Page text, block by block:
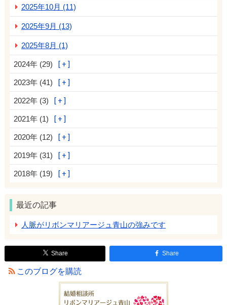
2025年10月 (11)
2025年9月 (13)
2025年8月 (1)
2024年 (29)
2023年 (41)
2022年 (3)
2021年 (1)
2020年 (12)
2019年 (31)
2018年 (19)
最近の記事
人脈がリボンマリアージュ青山の強みです
Share Share
このブログを購読